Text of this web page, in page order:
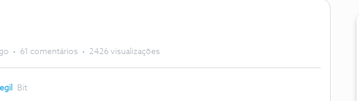
61 comentários 2426 visualizações
Bit